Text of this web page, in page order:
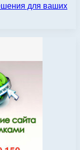
для ваших